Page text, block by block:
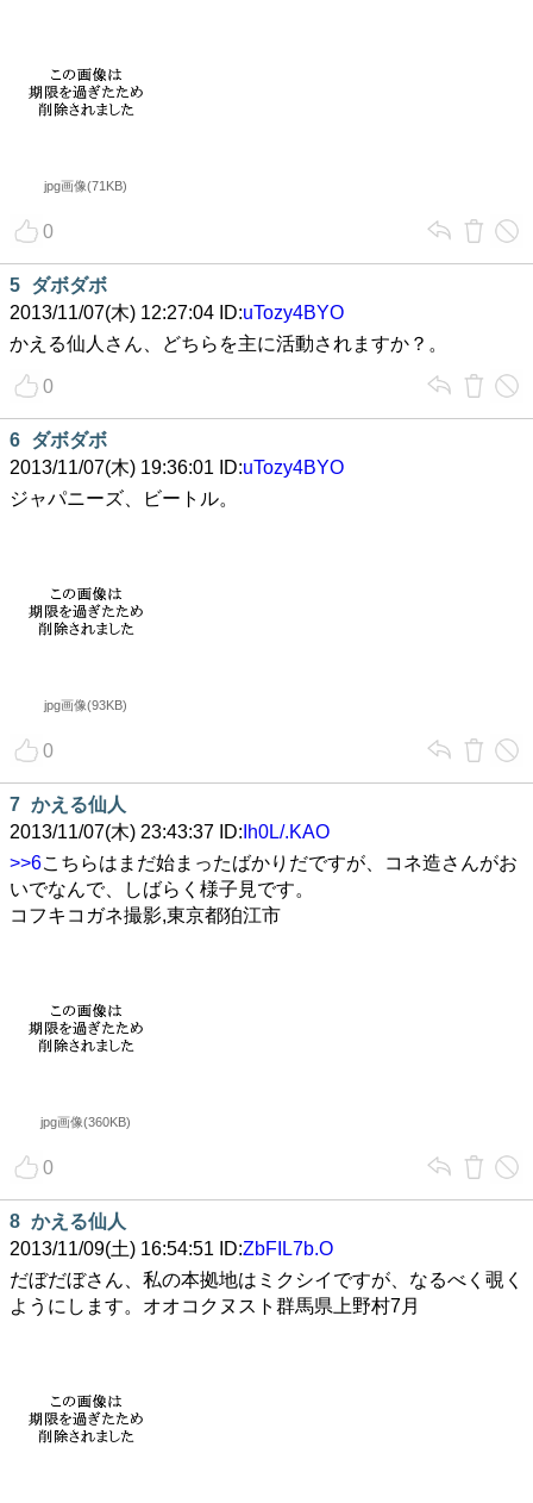
jpg画像(71KB)
0
5 ダボダボ
2013/11/07(木) 12:27:04 ID:uTozy4BYO
かえる仙人さん、どちらを主に活動されますか？。
0
6 ダボダボ
2013/11/07(木) 19:36:01 ID:uTozy4BYO
ジャパニーズ、ビートル。
jpg画像(93KB)
0
7 かえる仙人
2013/11/07(木) 23:43:37 ID: Ih0L/.KAO
>>6こちらはまだ始まったばかりだですが、コネ造さんがお
いでなんで、しばらく様子見です。
コフキコガネ撮影,東京都狛江市
jpg画像(360KB)
0
8 かえる仙人
2013/11/09(土) 16:54:51 ID:ZbFIL7b.O
だぼだぼさん、私の本拠地はミクシイですが、なるべく覗く
ようにします。オオコクヌスト群馬県上野村7月